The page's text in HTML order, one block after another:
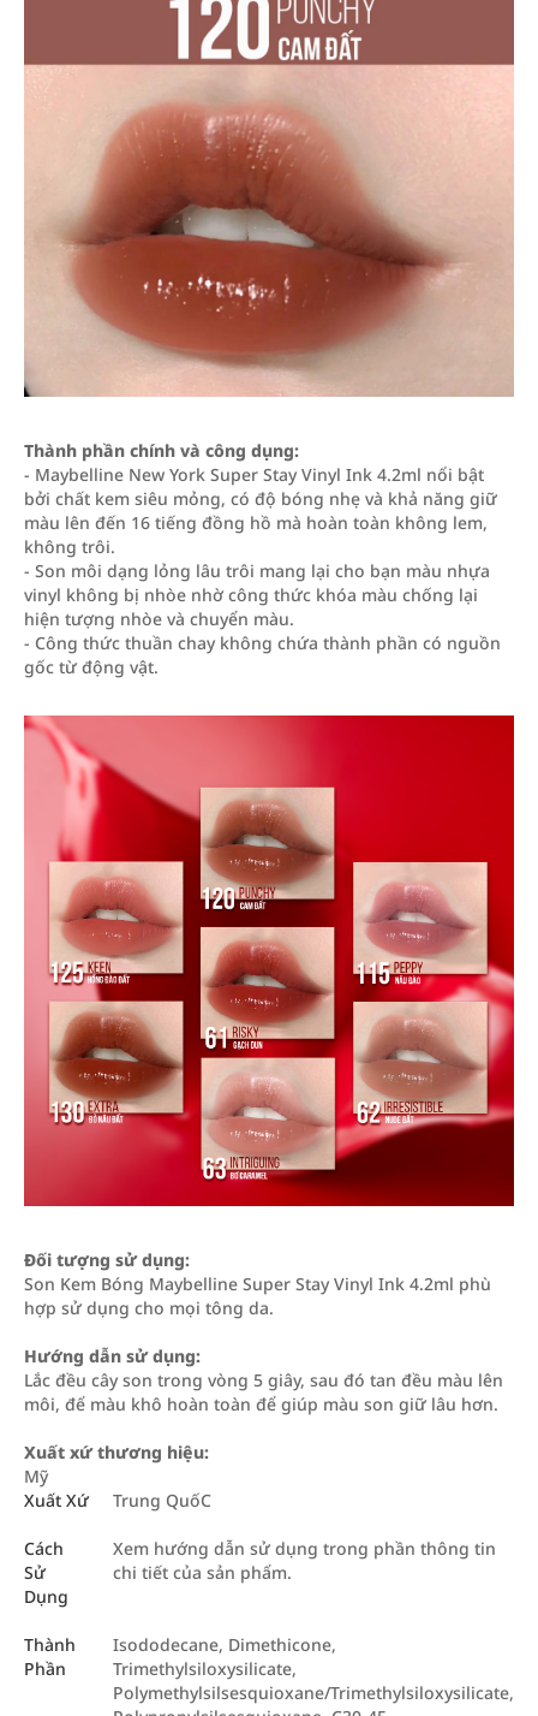
Thành phần chính và công dụng:
- Maybelline New York Super Stay Vinyl Ink 4.2ml nổi bật
bởi chất kem siêu mỏng, có độ bóng nhẹ và khả năng giữ
màu lên đến 16 tiếng đồng hồ mà hoàn toàn không lem,
không trôi.
- Son môi dạng lỏng lâu trôi mang lại cho bạn màu nhựa
vinyl không bị nhòe nhờ công thức khóa màu chống lại
hiện tượng nhòe và chuyển màu.
- Công thức thuần chay không chứa thành phần có nguồn
gốc từ động vật.
Đối tượng sử dụng:
Son Kem Bóng Maybelline Super Stay Vinyl Ink 4.2ml phù
hợp sử dụng cho mọi tông da.
Hướng dẫn sử dụng:
Lắc đều cây son trong vòng 5 giây, sau đó tan đều màu lên
môi, để màu khô hoàn toàn để giúp màu son giữ lâu hơn.
Xuất xứ thương hiệu:
Mỹ
Xuất Xứ
Trung QuốC
Cách
Sử
Dụng
Xem hướng dẫn sử dụng trong phần thông tin
chi tiết của sản phẩm.
Thành
Phần
Isododecane, Dimethicone,
Trimethylsiloxysilicate,
Polymethylsilsesquioxane/Trimethylsiloxysilicate,